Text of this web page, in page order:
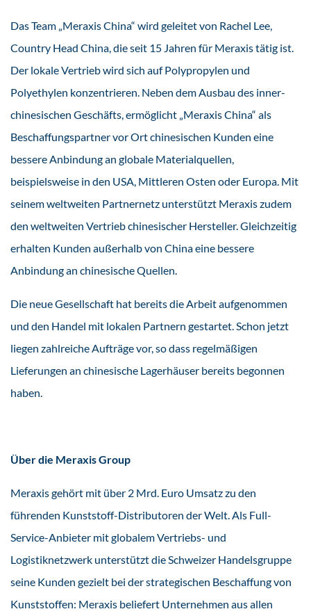
Das Team „Meraxis China“ wird geleitet von Rachel Lee,
Country Head China, die seit 15 Jahren für Meraxis tätig ist.
Der lokale Vertrieb wird sich auf Polypropylen und
Polyethylen konzentrieren. Neben dem Ausbau des inner-
chinesischen Geschäfts, ermöglicht „Meraxis China“ als
Beschaffungspartner vor Ort chinesischen Kunden eine
bessere Anbindung an globale Materialquellen,
beispielsweise in den USA, Mittleren Osten oder Europa. Mit
seinem weltweiten Partnernetz unterstützt Meraxis zudem
den weltweiten Vertrieb chinesischer Hersteller. Gleichzeitig
erhalten Kunden außerhalb von China eine bessere
Anbindung an chinesische Quellen.
Die neue Gesellschaft hat bereits die Arbeit aufgenommen
und den Handel mit lokalen Partnern gestartet. Schon jetzt
liegen zahlreiche Aufträge vor, so dass regelmäßigen
Lieferungen an chinesische Lagerhäuser bereits begonnen
haben.
Über die Meraxis Group
Meraxis gehört mit über 2 Mrd. Euro Umsatz zu den
führenden Kunststoff-Distributoren der Welt. Als Full-
Service-Anbieter mit globalem Vertriebs- und
Logistiknetzwerk unterstützt die Schweizer Handelsgruppe
seine Kunden gezielt bei der strategischen Beschaffung von
Kunststoffen: Meraxis beliefert Unternehmen aus allen